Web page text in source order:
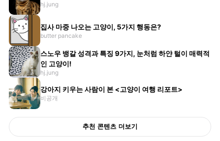
hj.jung
집사 마중 나오는 고양이, 5가지 행동은?
butter pancake
스노우 뱅갈 성격과 특징 9가지, 눈처럼 하얀 털이 매력적
인 고양이!
hj.jung
강아지 키우는 사람이 본 <고양이 여행 리포트>
비공개
추천 콘텐츠 더보기